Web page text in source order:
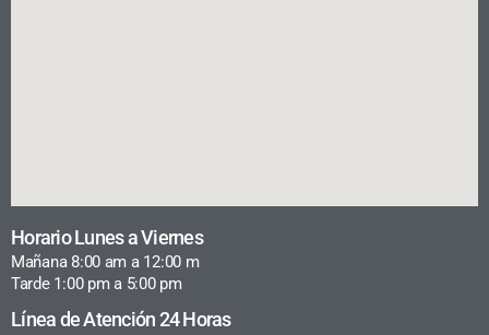
Horario Lunes a Viernes
Mañana 8:00 am a 12:00 m
Tarde 1:00 pm a 5:00 pm
Línea de Atención 24 Horas